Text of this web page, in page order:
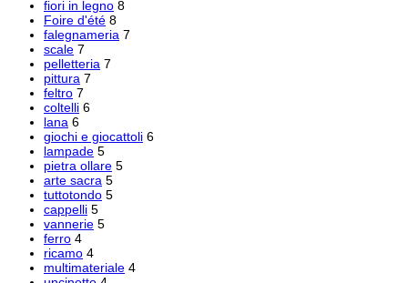
fiori in legno 8
Foire d'été 8
falegnameria 7
scale 7
pelletteria 7
pittura 7
feltro 7
coltelli 6
lana 6
giochi e giocattoli 6
lampade 5
pietra ollare 5
arte sacra 5
tuttotondo 5
cappelli 5
vannerie 5
ferro 4
ricamo 4
multimateriale 4